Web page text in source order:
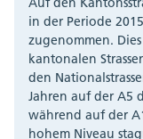
in der Periode
zugenommen.
kantonalen
den
Jahren auf der A5
während auf der
hohem Niveau